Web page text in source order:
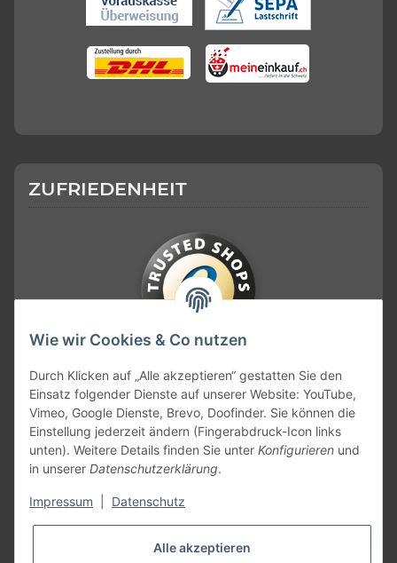
ZUFRIEDENHEIT
KONTAKT
Wie wir Cookies & Co nutzen
Durch Klicken auf „Alle akzeptieren“ gestatten Sie den
Einsatz folgender Dienste auf unserer Website: YouTube,
Vimeo, Google Dienste, Brevo, Doofinder. Sie können die
Einstellung jederzeit ändern (Fingerabdruck-Icon links
unten). Weitere Details finden Sie unter Konfigurieren und
in unserer Datenschutzerklärung.
Impressum Datenschutz
Alle akzeptieren